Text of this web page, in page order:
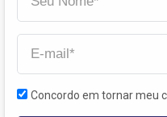
Concordo em tornar meu